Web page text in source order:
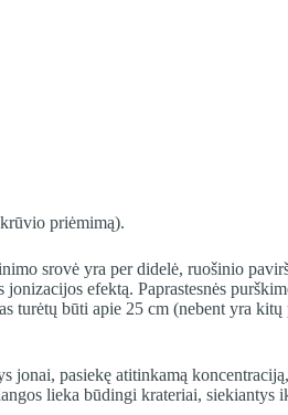
priėmimą).
srovė yra per didelė, ruošinio
efektą. Paprastesnės
turėtų būti apie 25 cm (nebent yra
jonai, pasiekę atitinkamą
lieka būdingi krateriai, siekiantys